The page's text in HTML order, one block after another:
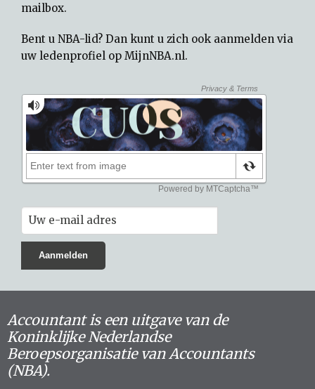
mailbox.
Bent u NBA-lid? Dan kunt u zich ook aanmelden via
uw ledenprofiel op MijnNBA.nl.
Accountant is een uitgave van de
Koninklijke Nederlandse
Beroepsorganisatie van Accountants
(NBA).